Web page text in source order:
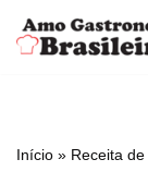
Pular
conteúdo
Início » Receita